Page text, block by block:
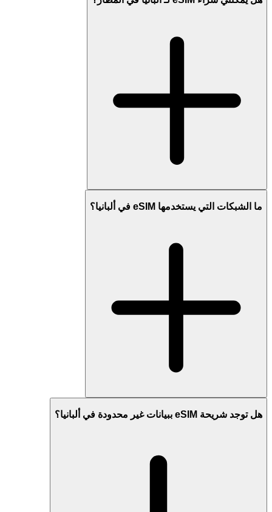
ما الشبكات التي يستخدمها eSIM في ألبانيا؟
هل توجد شريحة eSIM ببيانات غير محدودة في ألبانيا؟